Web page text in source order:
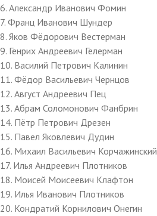
6. Александр Иванович Фомин
7. Франц Иванович Шундер
8. Яков Фёдорович Вестерман
9. Генрих Андреевич Гелерман
10. Василий Петрович Калинин
11. Фёдор Васильевич Чернцов
12. Август Андреевич Пец
13. Абрам Соломонович Фанбрин
14. Пётр Петрович Дрезен
15. Павел Яковлевич Дудин
16. Михаил Васильевич Корчажинский
17. Илья Андреевич Плотников
18. Моисей Моисеевич Клафтон
19. Илья Иванович Плотников
20. Кондратий Корнилович Онегин